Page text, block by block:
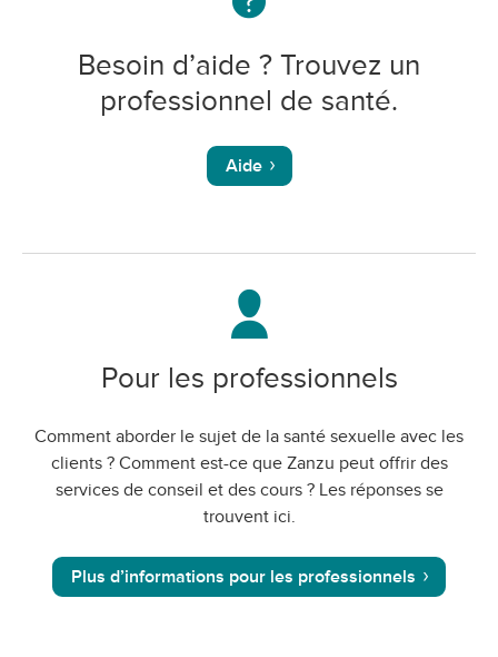
Besoin d’aide ? Trouvez un
professionnel de santé.
Aide
Pour les professionnels
Comment aborder le sujet de la santé sexuelle avec les
clients ? Comment est-ce que Zanzu peut offrir des
services de conseil et des cours ? Les réponses se
trouvent ici.
Plus d’informations pour les professionnels